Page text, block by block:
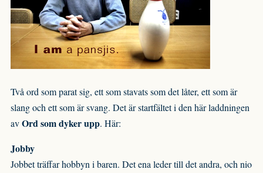
Två ord som parat sig, ett som stavats som det låter, ett som är
slang och ett som är svang. Det är startfältet i den här laddningen
avOrd som dyker upp. Här:
Jobby
Jobbet träffar hobbyn i baren. Det ena leder till det andra, och nio